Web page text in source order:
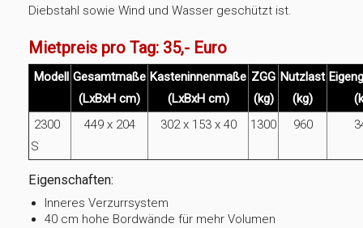
Diebstahl sowie Wind und Wasser geschützt ist.
Mietpreis pro Tag: 35,- Euro
Modell Gesamtmaße
(LxBxH cm)
Kasteninnenmaße
(LxBxH cm)
ZGG
(kg)
Nutzlast
(kg)
2300
S
449 x 204 302 x 153 x 40 1300 960
Eigenschaften:
Inneres Verzurrsystem
40 cm hohe Bordwände für mehr Volumen